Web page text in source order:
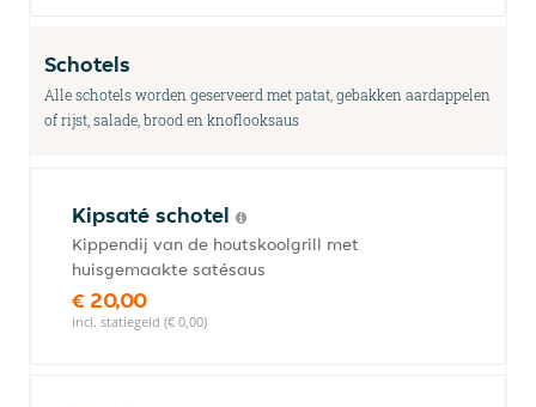
Schotels
Alle schotels worden geserveerd met patat, gebakken aardappelen
of rijst, salade, brood en knoflooksaus
Kipsaté schotel
Kippendij van de houtskoolgrill met
huisgemaakte satésaus
€ 20,00
incl. statiegeld (€ 0,00)